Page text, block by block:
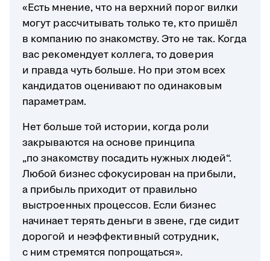
«Есть мнение, что на верхний порог вилки
могут рассчитывать только те, кто пришёл
в компанию по знакомству. Это не так. Когда
вас рекомендует коллега, то доверия
и правда чуть больше. Но при этом всех
кандидатов оценивают по одинаковым
параметрам.
Нет больше той истории, когда роли
закрываются на основе принципа
„по знакомству посадить нужных людей“.
Любой бизнес сфокусирован на прибыли,
а прибыль приходит от правильно
выстроенных процессов. Если бизнес
начинает терять деньги в звене, где сидит
дорогой и неэффективный сотрудник,
с ним стремятся попрощаться».